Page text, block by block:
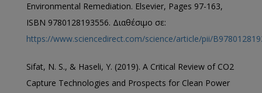
Environmental Remediation. Elsevier, Pages 97-163,
ISBN 9780128193556. Διαθέσιμο σε:
https://www.sciencedirect.com/science/article/pii/
Sifat, N. S., & Haseli, Y. (2019). A Critical Review of CO2
Capture Technologies and Prospects for Clean Power